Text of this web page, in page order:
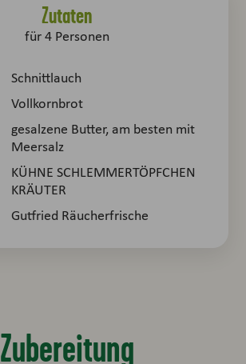
Zutaten
für4Personen
Schnittlauch
Vollkornbrot
gesalzene Butter, am besten mit
Meersalz
KÜHNE SCHLEMMERTÖPFCHEN
KRÄUTER
Gutfried Räucherfrische
Zubereitung